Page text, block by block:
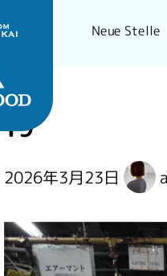
Neue Stelle
19
2026年3月23日